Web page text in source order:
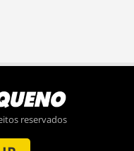
reservados